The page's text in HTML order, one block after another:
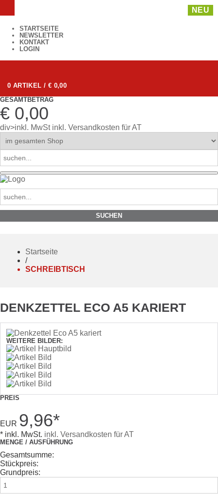
STARTSEITE
NEWSLETTER
KONTAKT
LOGIN
0 ARTIKEL / € 0,00
GESAMTBETRAG
€ 0,00
div>inkl. MwSt inkl. Versandkosten für AT
Startseite
/
SCHREIBTISCH
DENKZETTEL ECO A5 KARIERT
NEU
WEITERE BILDER:
PREIS
EUR 9,96*
* inkl. MwSt. inkl. Versandkosten für AT
MENGE / AUSFÜHRUNG
Gesamtsumme:
Stückpreis:
Grundpreis: